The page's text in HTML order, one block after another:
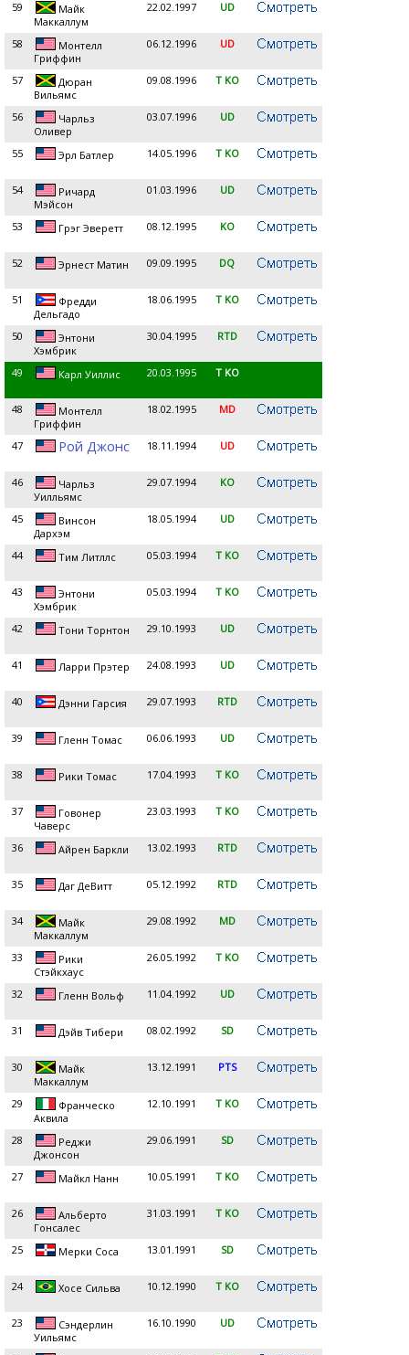
59
Майк
Маккаллум
22.02.1997 UD
58
Монтелл
Гриффин
06.12.1996 UD
57
Дюран
Вильямс
09.08.1996 T KO
56
Чарльз
Оливер
03.07.1996 UD
55 Эрл Батлер 14.05.1996 T KO
54
Ричард
Мэйсон
01.03.1996 UD
53 Грэг Эверетт 08.12.1995 KO
52 Эрнест Матин 09.09.1995 DQ
51
Фредди
Дельгадо
18.06.1995 T KO
50
Энтони
Хэмбрик
30.04.1995 RTD
49 Карл Уиллис 20.03.1995 T KO
48
Монтелл
Гриффин
18.02.1995 MD
47 Рой Джонс 18.11.1994 UD
46
Чарльз
Уилльямс
29.07.1994 KO
45
Винсон
Дархэм
18.05.1994 UD
44 Тим Литллс 05.03.1994 T KO
43
Энтони
Хэмбрик
05.03.1994 T KO
42 Тони Торнтон 29.10.1993 UD
41 Ларри Прэтер 24.08.1993 UD
40 Дэнни Гарсия 29.07.1993 RTD
39 Гленн Томас 06.06.1993 UD
38 Рики Томас 17.04.1993 T KO
37
Говонер
Чаверс
23.03.1993 T KO
36 Айрен Баркли 13.02.1993 RTD
35 Даг ДеВитт 05.12.1992 RTD
34
Майк
Маккаллум
29.08.1992 MD
33
Рики
Стэйкхаус
26.05.1992 T KO
32 Гленн Вольф 11.04.1992 UD
31 Дэйв Тибери 08.02.1992 SD
30
Майк
Маккаллум
13.12.1991 PTS
29
Франческо
Аквила
12.10.1991 T KO
28
Реджи
Джонсон
29.06.1991 SD
27 Майкл Нанн 10.05.1991 T KO
26
Альберто
Гонсалес
31.03.1991 T KO
25 Мерки Соса 13.01.1991 SD
24 Хосе Сильва 10.12.1990 T KO
23
Сэндерлин
Уильямс
16.10.1990 UD